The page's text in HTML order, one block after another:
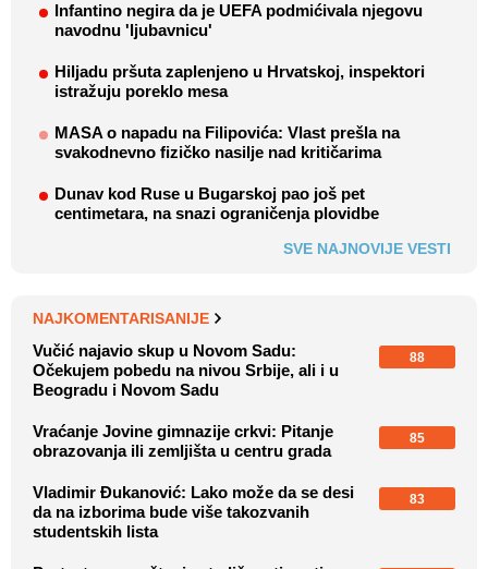
Infantino negira da je UEFA podmićivala njegovu
navodnu 'ljubavnicu'
Hiljadu pršuta zaplenjeno u Hrvatskoj, inspektori
istražuju poreklo mesa
MASA o napadu na Filipovića: Vlast prešla na
svakodnevno fizičko nasilje nad kritičarima
Dunav kod Ruse u Bugarskoj pao još pet
centimetara, na snazi ograničenja plovidbe
SVE NAJNOVIJE VESTI
NAJKOMENTARISANIJE
Vučić najavio skup u Novom Sadu:
Očekujem pobedu na nivou Srbije, ali i u
Beogradu i Novom Sadu
88
Vraćanje Jovine gimnazije crkvi: Pitanje
obrazovanja ili zemljišta u centru grada
85
Vladimir Đukanović: Lako može da se desi
da na izborima bude više takozvanih
studentskih lista
83